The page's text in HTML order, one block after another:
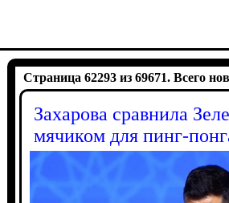
Страница 62293 из 69671. Всего
Захарова сравнила
мячиком для пинг-